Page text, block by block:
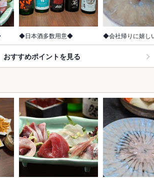
◆日本酒多数用意◆ ◆会社帰りに嬉
おすすめポイントを見る